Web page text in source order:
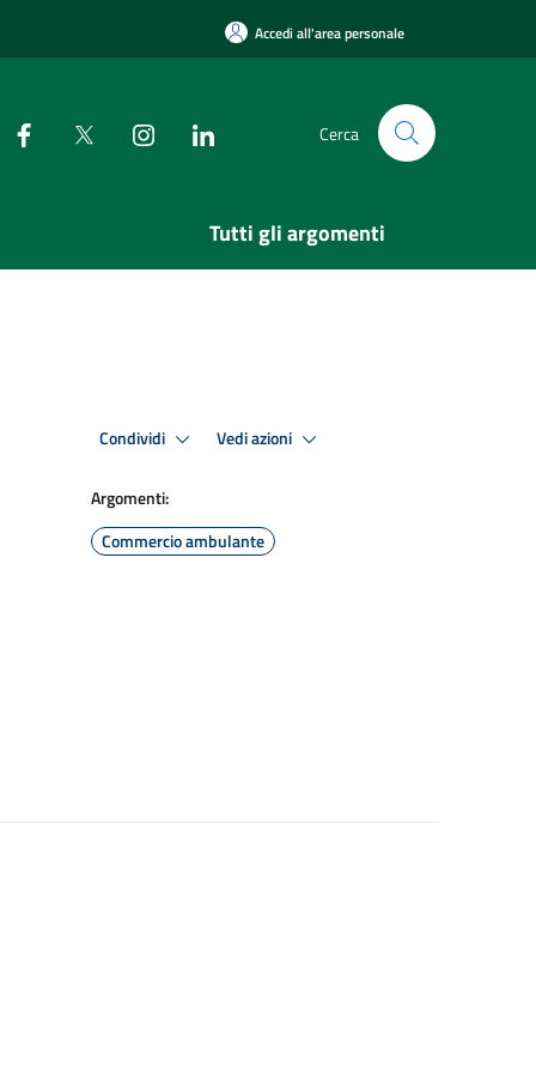
Accedi all'area personale
Cerca
Tutti gli argomenti
Condividi Vedi azioni
Argomenti:
Commercio ambulante